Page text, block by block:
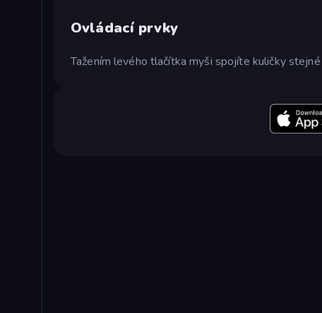
Ovládací prvky
Tažením levého tlačítka myši spojíte kuličky stejné